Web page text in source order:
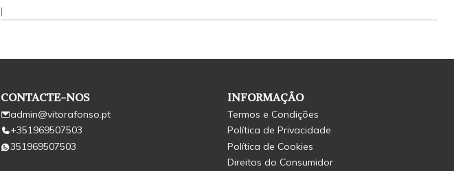
|
CONTACTE-NOS
admin@vitorafonso.pt
+351969507503
351969507503
INFORMAÇÃO
Termos e Condições
Política de Privacidade
Política de Cookies
Direitos do Consumidor